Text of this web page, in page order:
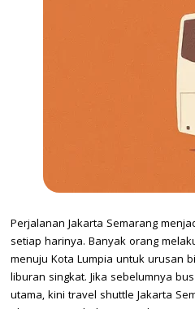
Perjalanan Jakarta Semarang
setiap harinya. Banyak orang
menuju Kota Lumpia untuk urusan
liburan singkat. Jika sebelumnya
utama, kini travel shuttle Jakarta